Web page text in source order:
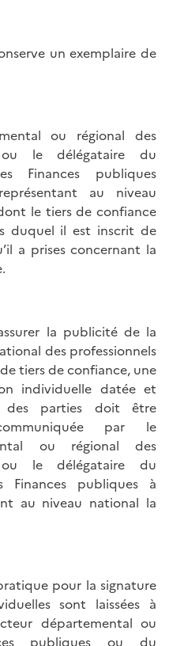
un exemplaire de
ou régional des
ou le délégataire du
Finances publiques
au niveau
le tiers de confiance
duquel il est inscrit de
a prises concernant la
la publicité de la
des professionnels
tiers de confiance, une
individuelle datée et
des parties doit être
par le
ou régional des
ou le délégataire du
Finances publiques à
au niveau national la
pour la signature
sont laissées à
départemental ou
publiques ou du